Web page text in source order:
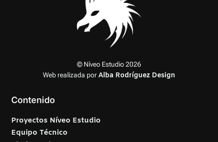
© Níveo Estudio 2026
Web realizada porAlba Rodríguez Design
Contenido
Proyectos Níveo Estudio
Equipo Técnico